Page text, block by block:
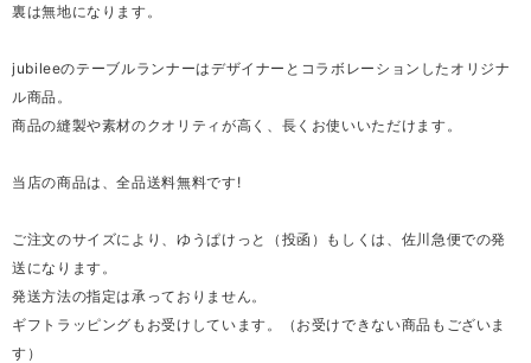
裏は無地になります。
jubileeのテーブルランナーはデザイナーとコラボレーションしたオリジナ
ル商品。
商品の縫製や素材のクオリティが高く、長くお使いいただけます。
当店の商品は、全品送料無料です!
ご注文のサイズにより、ゆうぱけっと（投函）もしくは、佐川急便での発
送になります。
発送方法の指定は承っておりません。
ギフトラッピングもお受けしています。（お受けできない商品もございま
す）